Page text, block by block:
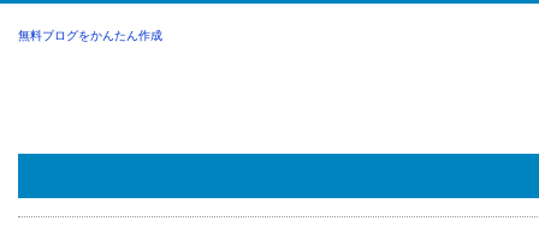
無料ブログをかんたん作成